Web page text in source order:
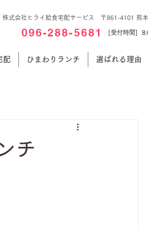
株式会社ヒライ給食宅配サービス 〒861-4101 熊
096-288-5681 [受付時間]
配 ひまわりランチ 選ばれる理由
チ